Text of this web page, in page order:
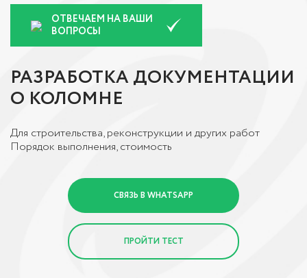
ОТВЕЧАЕМ НА ВАШИ
ВОПРОСЫ
РАЗРАБОТКА ДОКУМЕНТАЦИИ
О КОЛОМНЕ
Для строительства, реконструкции и других работ
Порядок выполнения, стоимость
СВЯЗЬ В WHATSAPP
ПРОЙТИ ТЕСТ